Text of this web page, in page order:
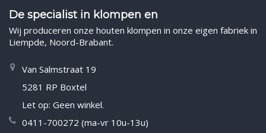
De specialist in klompen en
Wij produceren onze houten klompen in onze eigen fabriek in
Liempde, Noord-Brabant.
Van Salmstraat 19
5281 RP Boxtel
Let op: Geen winkel.
0411-700272 (ma-vr 10u-13u)